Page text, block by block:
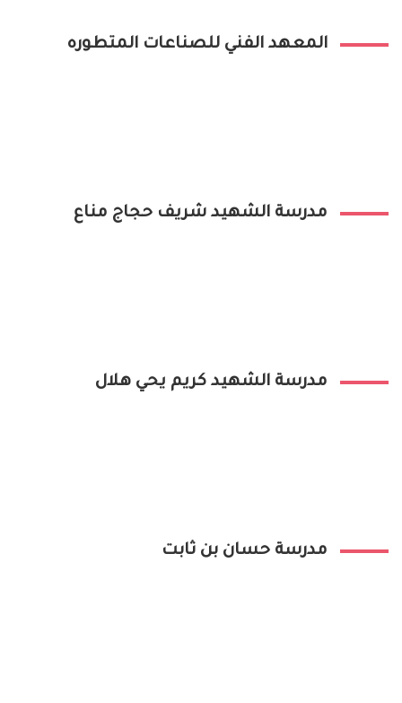
المعهد الفني للصناعات المتطوره
مدرسة الشهيد شريف حجاج مناع
مدرسة الشهيد كريم يحي هلال
مدرسة حسان بن ثابت